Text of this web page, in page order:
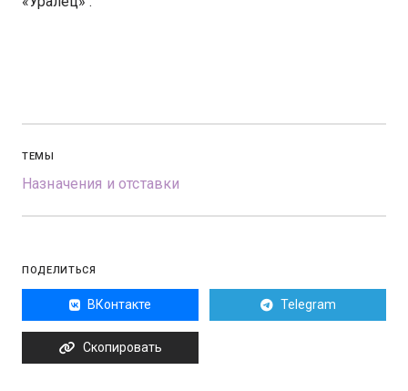
ТЕМЫ
Назначения и отставки
ПОДЕЛИТЬСЯ
ВКонтакте Telegram
Скопировать